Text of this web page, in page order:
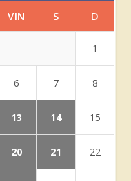
VIN S D
1
6 7 8
13 14 15
20 21 22